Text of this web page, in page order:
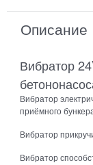
Описание
Вибратор
Вибратор
приёмного
Вибратор
Вибратор